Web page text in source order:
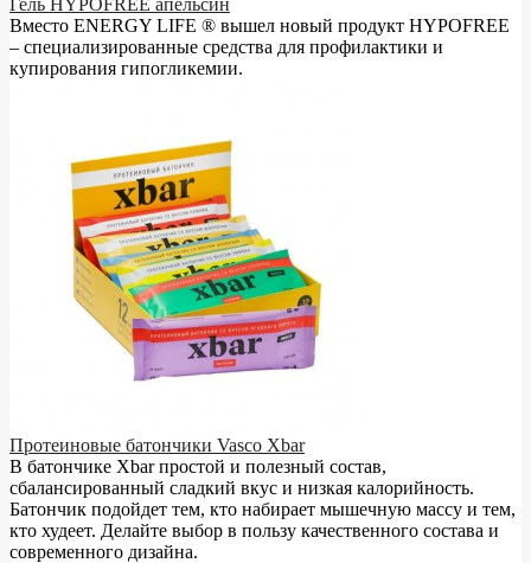
Вместо ENERGY LIFE ® вышел новый продукт HYPOFREE
– cпециализированные средства для профилактики и
купирования гипогликемии.
Протеиновые батончики Vasco Xbar
В батончике Xbar простой и полезный состав,
сбалансированный сладкий вкус и низкая калорийность.
Батончик подойдет тем, кто набирает мышечную массу и тем,
кто худеет. Делайте выбор в пользу качественного состава и
современного дизайна.